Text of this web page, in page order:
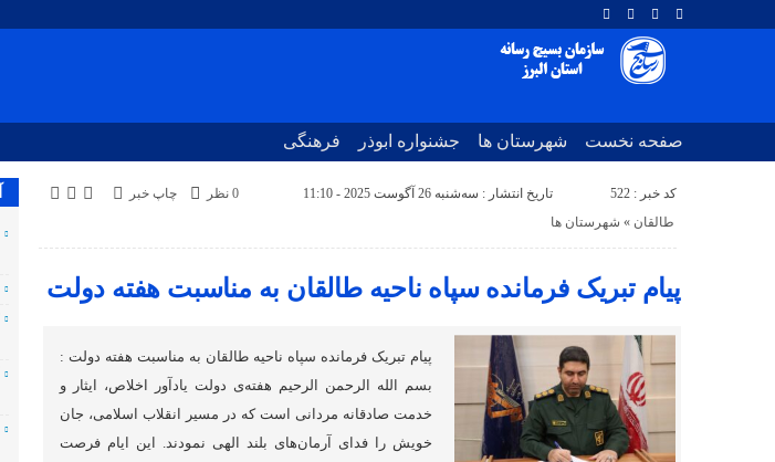
صفحه نخست شهرستان ها جشنواره ابوذر فرهنگی
کد خبر : 522 تاریخ انتشار : سه‌شنبه 26 آگوست 2025 - 11:10 چاپ خبر
0 نظر
شهرستان ها « طالقان
پیام تبریک فرمانده سپاه ناحیه طالقان به مناسبت هفته دولت
پیام تبریک فرمانده سپاه ناحیه طالقان به مناسبت هفته دولت :
بسم الله الرحمن الرحیم هفته‌ی دولت یادآور اخلاص، ایثار و
خدمت صادقانه مردانی است که در مسیر انقلاب اسلامی، جان
خویش را فدای آرمان‌های بلند الهی نمودند. این ایام فرصت